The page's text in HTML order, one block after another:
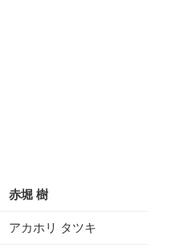
赤堀 樹
アカホリ タツキ